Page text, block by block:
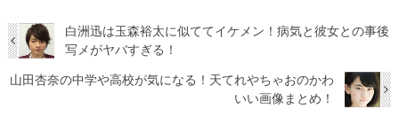
白洲迅は玉森裕太に似ててイケメン！病気と彼女との事後
写メがヤバすぎる！
山田杏奈の中学や高校が気になる！天てれやちゃおのかわ
いい画像まとめ！